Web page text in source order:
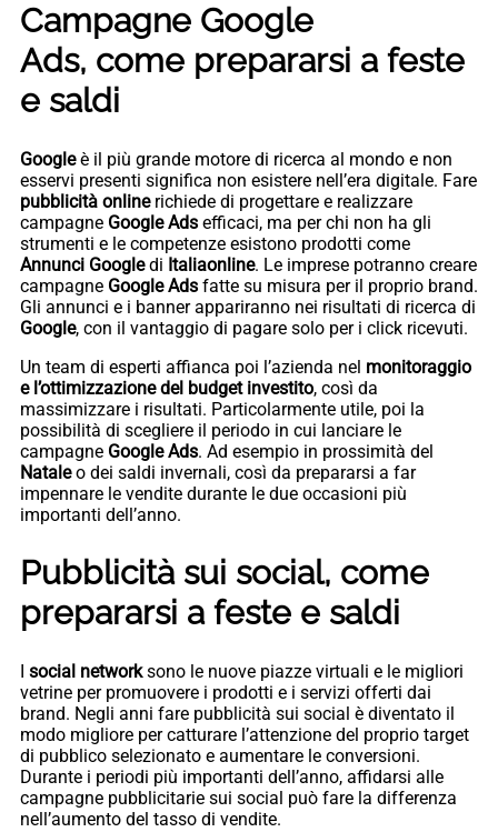
Campagne Google
Ads, come prepararsi a feste
e saldi
Googleè il più grande motore di ricerca al mondo e non
esservi presenti significa non esistere nell’era digitale. Fare
pubblicità onlinerichiede di progettare e realizzare
campagne Google Ads efficaci, ma per chi non ha gli
strumenti e le competenze esistono prodotti come
Annunci Googledi Italiaonline. Le imprese potranno creare
campagne Google Ads fatte su misura per il proprio brand.
Gli annunci e i banner appariranno nei risultati di ricerca di
Google, con il vantaggio di pagare solo per i click ricevuti.
Un team di esperti affianca poi l’azienda nel monitoraggio
e l’ottimizzazione del budget investito, così da
massimizzare i risultati. Particolarmente utile, poi la
possibilità di scegliere il periodo in cui lanciare le
campagne Google Ads. Ad esempio in prossimità del
Nataleo dei saldi invernali, così da prepararsi a far
impennare le vendite durante le due occasioni più
importanti dell’anno.
Pubblicità sui social, come
prepararsi a feste e saldi
social networksono le nuove piazze virtuali e le migliori
vetrine per promuovere i prodotti e i servizi offerti dai
brand. Negli anni fare pubblicità sui social è diventato il
modo migliore per catturare l’attenzione del proprio target
di pubblico selezionato e aumentare le conversioni.
Durante i periodi più importanti dell’anno, affidarsi alle
campagne pubblicitarie sui social può fare la differenza
nell’aumento del tasso di vendite.